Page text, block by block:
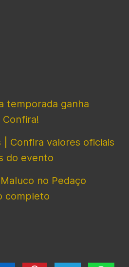
temporada ganha
| Confira valores oficiais
do evento
no Pedaço
completo